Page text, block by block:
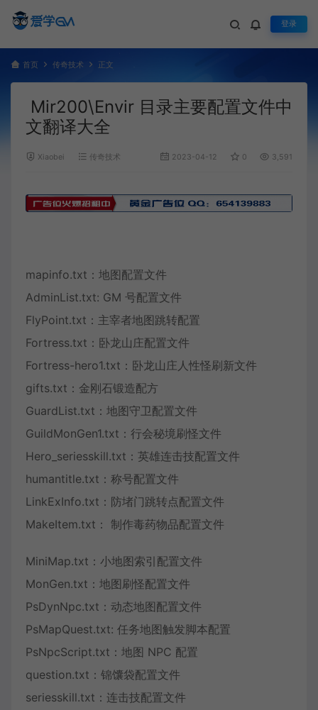
登录
首页 传奇技术 正文
Mir200\Envir 目录主要配置文件中
文翻译大全
Xiaobei 传奇技术 2023-04-12 0 3,591
mapinfo.txt ： 地图配置文件
AdminList.txt: GM 号配置文件
FlyPoint.txt：主宰者地图跳转配置
Fortress.txt：卧龙山庄配置文件
Fortress-hero1.txt：卧龙山庄人性怪刷新文件
gifts.txt：金刚石锻造配方
GuardList.txt：地图守卫配置文件
GuildMonGen1.txt：行会秘境刷怪文件
Hero_seriesskill.txt：英雄连击技配置文件
humantitle.txt：称号配置文件
LinkExInfo.txt：防堵门跳转点配置文件
MakeItem.txt： 制作毒药物品配置文件
MiniMap.txt：小地图索引配置文件
MonGen.txt：地图刷怪配置文件
PsDynNpc.txt：动态地图配置文件
PsMapQuest.txt: 任务地图触发脚本配置
PsNpcScript.txt：地图 NPC 配置
question.txt：锦馕袋配置文件
seriesskill.txt：连击技配置文件